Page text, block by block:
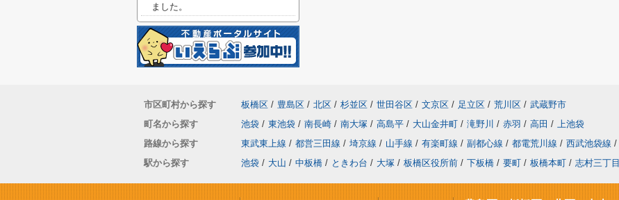
ました。
市区町村から探す 板橋区 / 豊島区 / 北区 / 杉並区 / 世田谷区 / 文京区 / 足立区 / 荒川区 / 武蔵野市
町名から探す
池袋 / 東池袋 / 南長崎 / 南大塚 / 高島平 / 大山金井町 / 滝野川 / 赤羽 / 高田 / 上池袋
路線から探す
東武東上線 / 都営三田線 / 埼京線 / 山手線 / 有楽町線 / 副都心線 / 都電荒川線 / 西武池袋線 /
駅から探す
池袋 / 大山 / 中板橋 / ときわ台 / 大塚 / 板橋区役所前 / 下板橋 / 要町 / 板橋本町 / 志村三丁目